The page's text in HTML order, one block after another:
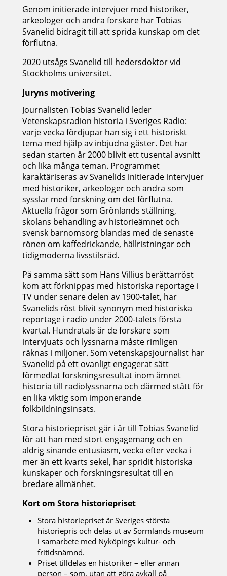
Genom initierade intervjuer med historiker,
arkeologer och andra forskare har Tobias
Svanelid bidragit till att sprida kunskap om det
förflutna.
2020 utsågs Svanelid till hedersdoktor vid
Stockholms universitet.
Juryns motivering
Journalisten Tobias Svanelid leder
Vetenskapsradion historia i Sveriges Radio:
varje vecka fördjupar han sig i ett historiskt
tema med hjälp av inbjudna gäster. Det har
sedan starten år 2000 blivit ett tusental avsnitt
och lika många teman. Programmet
karaktäriseras av Svanelids initierade intervjuer
med historiker, arkeologer och andra som
sysslar med forskning om det förflutna.
Aktuella frågor som Grönlands ställning,
skolans behandling av historieämnet och
svensk barnomsorg blandas med de senaste
rönen om kaffedrickande, hällristningar och
tidigmoderna livsstilsråd.
På samma sätt som Hans Villius berättarröst
kom att förknippas med historiska reportage i
TV under senare delen av 1900-talet, har
Svanelids röst blivit synonym med historiska
reportage i radio under 2000-talets första
kvartal. Hundratals är de forskare som
intervjuats och lyssnarna måste rimligen
räknas i miljoner. Som vetenskapsjournalist har
Svanelid på ett ovanligt engagerat sätt
förmedlat forskningsresultat inom ämnet
historia till radiolyssnarna och därmed stått för
en lika viktig som imponerande
folkbildningsinsats.
Stora historiepriset går i år till Tobias Svanelid
för att han med stort engagemang och en
aldrig sinande entusiasm, vecka efter vecka i
mer än ett kvarts sekel, har spridit historiska
kunskaper och forskningsresultat till en
bredare allmänhet.
Kort om Stora historiepriset
Stora historiepriset är Sveriges största
historiepris och delas ut av Sörmlands museum
i samarbete med Nyköpings kultur- och
fritidsnämnd.
Priset tilldelas en historiker – eller annan
person – som, utan att göra avkall på